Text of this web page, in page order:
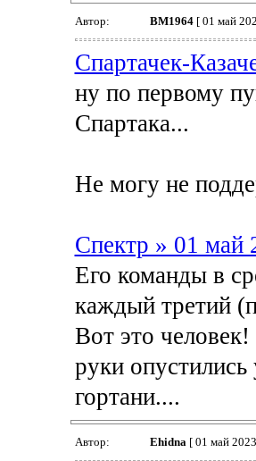
Автор: BM1964[ 01 май
Спартачек-
ну по первому
Спартака...
Не могу не
Спектр » 01 май
Его команды в
каждый третий
Вот это
руки
гортани....
Автор: Ehidna[ 01 май